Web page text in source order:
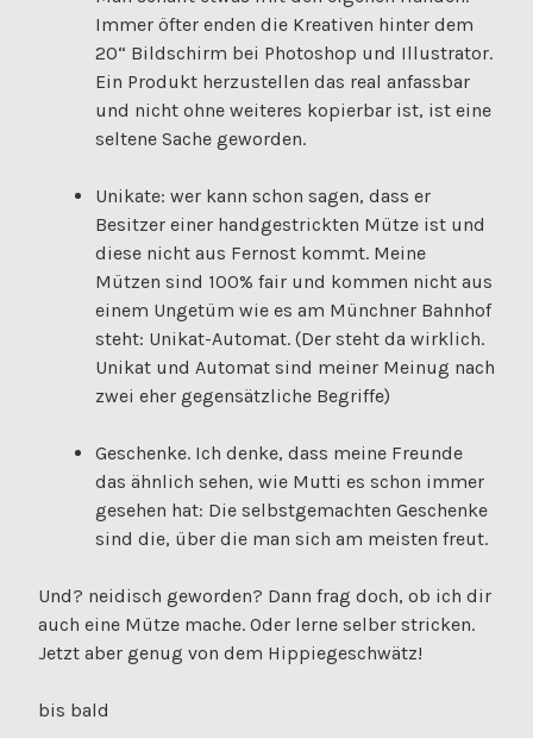
Immer öfter enden die Kreativen hinter dem
20“ Bildschirm bei Photoshop und Illustrator.
Ein Produkt herzustellen das real anfassbar
und nicht ohne weiteres kopierbar ist, ist eine
seltene Sache geworden.
Unikate: wer kann schon sagen, dass er
Besitzer einer handgestrickten Mütze ist und
diese nicht aus Fernost kommt. Meine
Mützen sind 100% fair und kommen nicht aus
einem Ungetüm wie es am Münchner Bahnhof
steht: Unikat-Automat. (Der steht da wirklich.
Unikat und Automat sind meiner Meinug nach
zwei eher gegensätzliche Begriffe)
Geschenke. Ich denke, dass meine Freunde
das ähnlich sehen, wie Mutti es schon immer
gesehen hat: Die selbstgemachten Geschenke
sind die, über die man sich am meisten freut.
Und? neidisch geworden? Dann frag doch, ob ich dir
auch eine Mütze mache. Oder lerne selber stricken.
Jetzt aber genug von dem Hippiegeschwätz!
bis bald